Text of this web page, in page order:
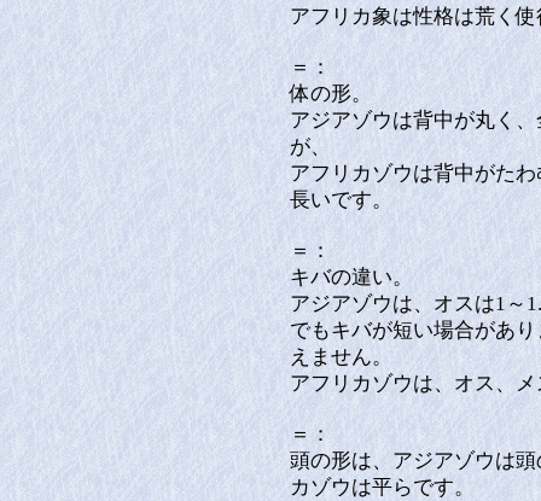
アフリカ象は性格は荒く
＝：
体の形。
アジアゾウは背中が丸く
が、
アフリカゾウは背中がた
長いです。
＝：
キバの違い。
アジアゾウは、オスは1～
でもキバが短い場合があ
えません。
アフリカゾウは、オス、
＝：
頭の形は、アジアゾウは
カゾウは平らです。